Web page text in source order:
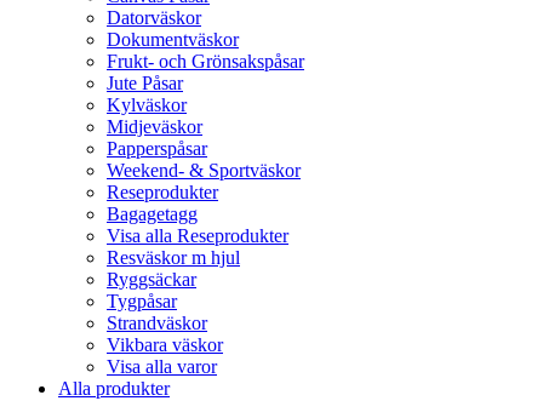
Datorväskor
Dokumentväskor
Frukt- och Grönsakspåsar
Jute Påsar
Kylväskor
Midjeväskor
Papperspåsar
Weekend- & Sportväskor
Reseprodukter
Bagagetagg
Visa alla Reseprodukter
Resväskor m hjul
Ryggsäckar
Tygpåsar
Strandväskor
Vikbara väskor
Visa alla varor
Alla produkter